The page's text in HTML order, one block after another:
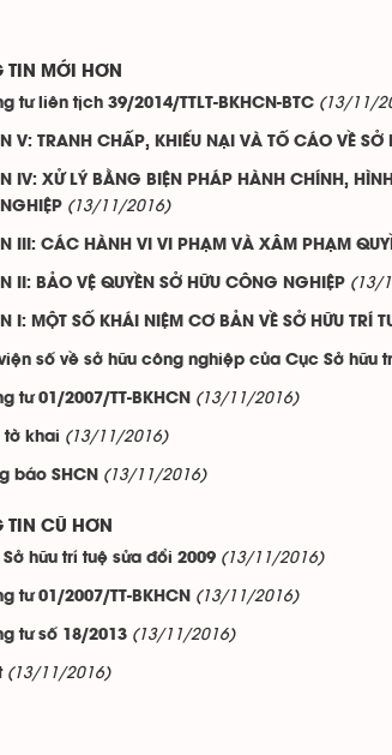
TIN MỚI HƠN
tư liên tịch 39/2014/TTLT-BKHCN-BTC (13/11/
V: TRANH CHẤP, KHIẾU NẠI VÀ TỐ CÁO VỀ SỞ
IV: XỬ LÝ BẰNG BIỆN PHÁP HÀNH CHÍNH,
(13/11/2016)
III: CÁC HÀNH VI VI PHẠM VÀ XÂM PHẠM
II: BẢO VỆ QUYỀN SỞ HỮU CÔNG NGHIỆP (13/
I: MỘT SỐ KHÁI NIỆM CƠ BẢN VỀ SỞ HỮU TRÍ
số về sở hữu công nghiệp của Cục Sở hữu
tư 01/2007/TT-BKHCN (13/11/2016)
tờ khai (13/11/2016)
báo SHCN (13/11/2016)
TIN CŨ HƠN
Sở hữu trí tuệ sửa đổi 2009 (13/11/2016)
tư 01/2007/TT-BKHCN (13/11/2016)
tư số 18/2013 (13/11/2016)
(13/11/2016)